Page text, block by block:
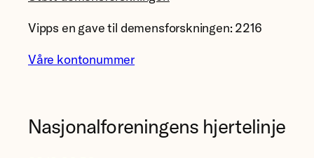
Vipps en gave til demensforskningen: 2216
Våre kontonummer
Nasjonalforeningens hjertelinje